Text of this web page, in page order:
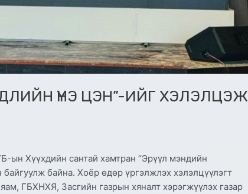
ҮНЭ ЦЭН”-ИЙГ ХЭЛЭЛЦЭЖ
ын Хүүхдийн сантай хамтран “Эрүүл мэндийн
байна. Хоёр өдөр үргэлжлэх хэлэлцүүлэгт
ГБХНХЯ, Засгийн газрын хяналт хэрэгжүүлэх газар